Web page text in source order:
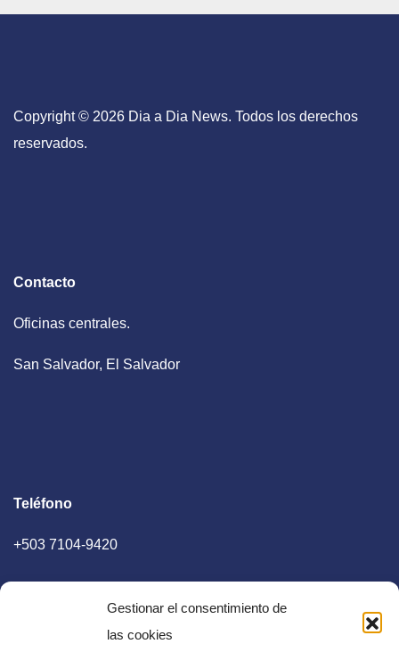
Gestionar el consentimiento de
las cookies
Copyright © 2026 Dia a Dia News. Todos los derechos
reservados.
Contacto
Oficinas centrales.
San Salvador, El Salvador
Teléfono
+503 7104-9420